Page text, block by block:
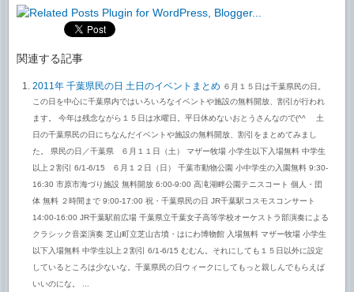
関連する記事
2011年 千葉県民の日 土日のイベントまとめ ６月１５日は千葉県民の日。
この日を中心に千葉県内ではいろいろなイベントや施設の無料開放、割引が行われ
ます。 今年は残念ながら１５日は水曜日。平日休めないおとうさんなので(^^ゞ 土
日の千葉県民の日にちなんだイベントや施設の無料開放、割引をまとめてみまし
た。 県民の日／千葉県 ６月１１日（土） マザー牧場 小学生以下入場無料 中学生
以上２割引 6/1-6/15 ６月１２日（日） 千葉市動物公園 小中学生の入園無料 9:30-
16:30 市原市海づり施設 無料開放 6:00-9:00 高滝湖畔公園テニスコート 個人・団
体 無料 ２時間まで 9:00-17:00 祝・千葉県民の日 JR千葉駅コスモスコンサート
14:00-16:00 JR千葉駅前広場 千葉県立千葉女子高等学校オーケストラ部演奏による
クラシック音楽演奏 芝山町立芝山古墳・はにわ博物館 入場無料 マザー牧場 小学生
以下入場無料 中学生以上２割引 6/1-6/15 むむん。それにしても１５日以外に設定
しているところは少ないな。千葉県民の日ウィークにしてもっと親しんでもらえば
いいのにな。 ...